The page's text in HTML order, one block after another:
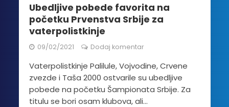
Ubedljive pobede favorita na
početku Prvenstva Srbije za
vaterpolistkinje
09/02/2021 Dodaj komentar
Vaterpolistkinje Palilule, Vojvodine, Crvene
zvezde i Taša 2000 ostvarile su ubedljive
pobede na početku Šampionata Srbije. Za
titulu se bori osam klubova, ali...